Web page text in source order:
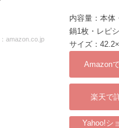
amazon.co.jp
内容量：本体
鍋1枚・レピ
サイズ：
Amazon
楽天で
Yahoo!シ